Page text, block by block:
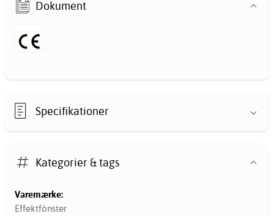
Dokument
Specifikationer
Kategorier & tags
Varemærke:
Effektfönster